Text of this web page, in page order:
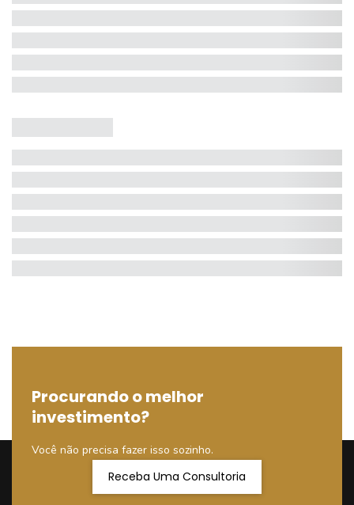
Procurando o melhor
investimento?
Você não precisa fazer isso sozinho.
Receba Uma Consultoria